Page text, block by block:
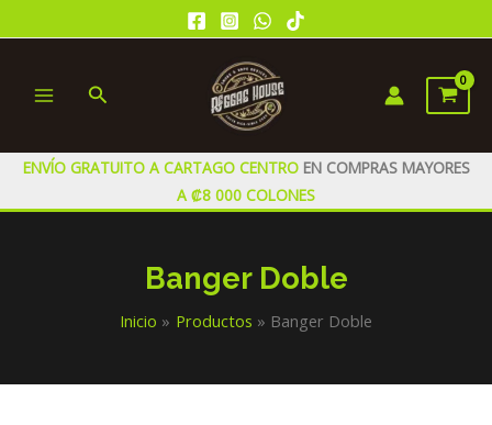
al
MENU
Buscar
ENVÍO GRATUITO A CARTAGO CENTRO EN COMPRAS MAYORES
A ₡8 000 COLONES
Banger Doble
Inicio Productos Banger Doble